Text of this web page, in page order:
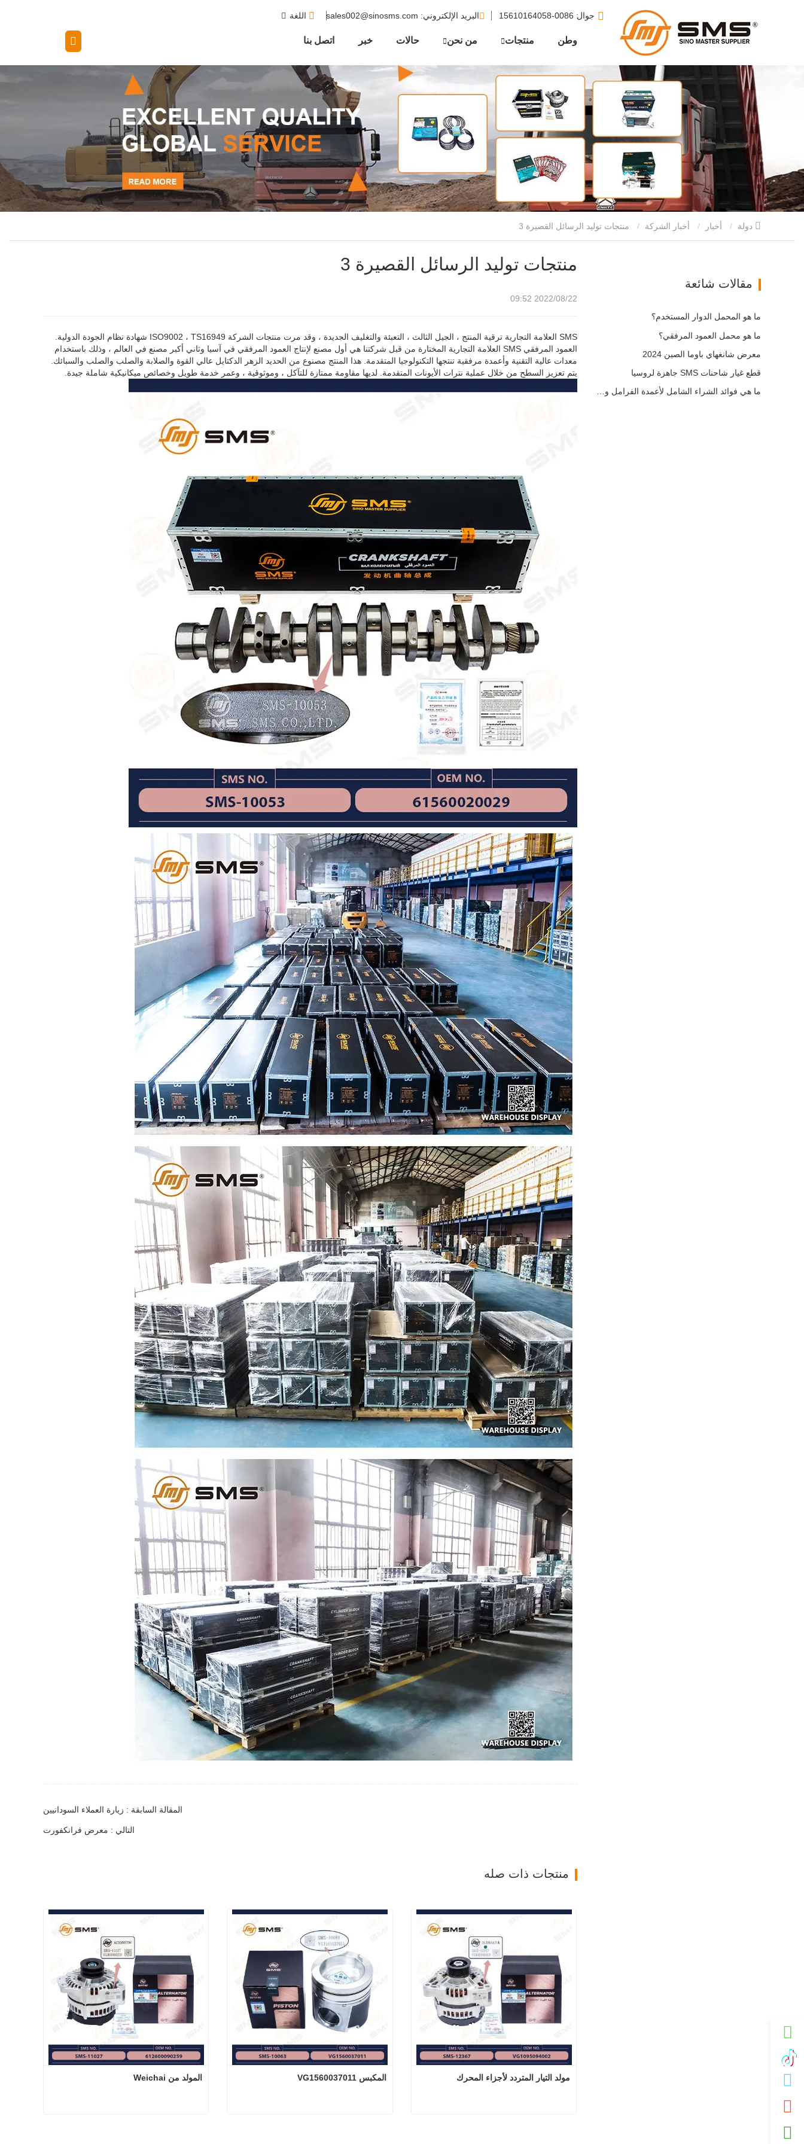
وطن منتجات من نحن حالات خبر اتصل بنا
جوال
: 0086-15610164058 البريد الإلكتروني: sales002@sinosms.com اللغة
أخبار أخبار الشركة
منتجات توليد الرسائل القصيرة 3
2022/08/22 09:52
SMS العلامة التجارية ترقية المنتج ، الجيل الثالث ، التعبئة والتغليف الجديدة ، وقد مرت منتجات الشركة ISO9002 ، TS16949 شهادة نظام الجودة الدولية.
العمود المرفقي SMS العلامة التجارية المختارة من قبل شركتنا هي أول مصنع لإنتاج العمود المرفقي في آسيا وثاني أكبر مصنع في العالم ، وذلك باستخدام
معدات عالية التقنية وأعمدة مرفقية تنتجها التكنولوجيا المتقدمة. هذا المنتج مصنوع من الحديد الزهر الدكتايل عالي القوة والصلابة والصلب والصلب والسبائك.
يتم تعزيز السطح من خلال عملية نترات الأيونات المتقدمة. لديها مقاومة ممتازة للتآكل ، وموثوقية ، وعمر خدمة طويل وخصائص ميكانيكية شاملة جيدة.
المقالة السابقة : زيارة العملاء السودانيين
التالي : معرض فرانكفورت
منتجات ذات صله
المولد من Weichai المكبس VG1560037011 مولد التيار المتردد لأجزاء المحرك
مقالات شائعة
ما هو المحمل الدوار المستخدم؟
ما هو محمل العمود المرفقي؟
معرض شانغهاي باوما الصين 2024
قطع غيار شاحنات SMS جاهزة لروسيا
ما هي فوائد الشراء الشامل لأعمدة الفرامل وملحقاتها؟